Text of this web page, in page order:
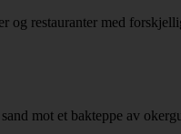
restauranter med
mot et bakteppe av